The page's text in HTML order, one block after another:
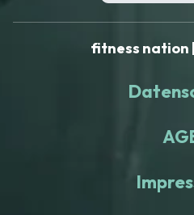
fitness nation |